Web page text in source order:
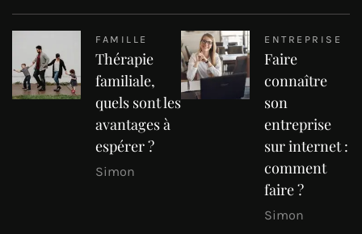
FAMILLE
Thérapie
familiale,
quels sont les
avantages à
espérer ?
Simon
ENTREPRISE
Faire
connaître
son
entreprise
sur internet :
comment
faire ?
Simon